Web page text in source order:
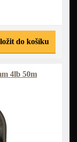
do košíku
4lb 50m